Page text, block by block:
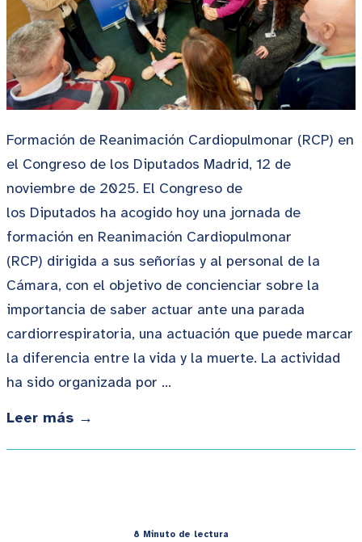
Formación de Reanimación Cardiopulmonar (RCP) en
el Congreso de los Diputados Madrid, 12 de
noviembre de 2025. El Congreso de
los Diputados ha acogido hoy una jornada de
formación en Reanimación Cardiopulmonar
(RCP) dirigida a sus señorías y al personal de la
Cámara, con el objetivo de concienciar sobre la
importancia de saber actuar ante una parada
cardiorrespiratoria, una actuación que puede marcar
la diferencia entre la vida y la muerte. La actividad
ha sido organizada por …
Leer más →
8 Minuto de lectura